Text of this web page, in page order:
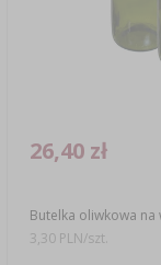
Butelka oliwkowa na
26,40 zł
3,30 PLN/szt.